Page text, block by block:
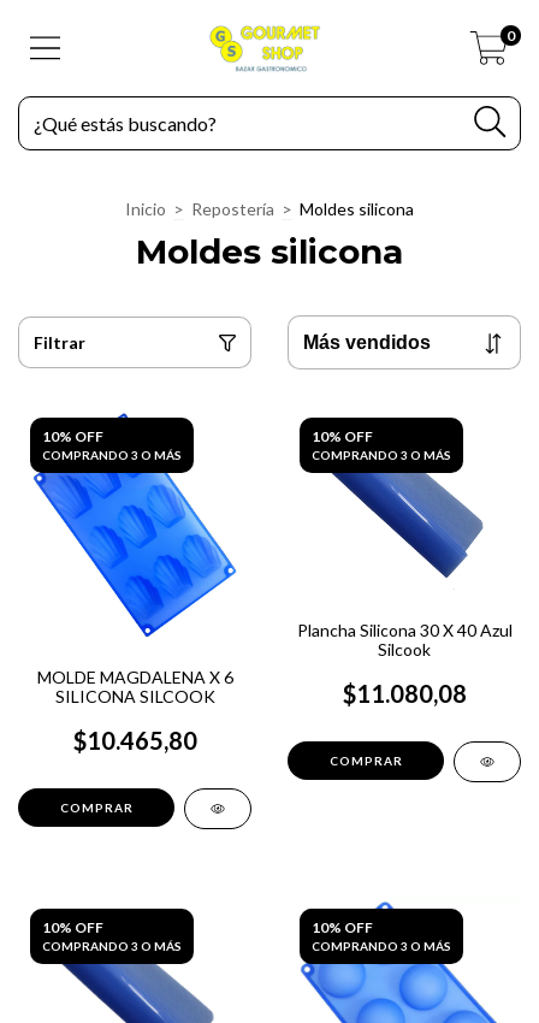
0
Inicio > Repostería > Moldes silicona
Moldes silicona
Filtrar
10% OFF
COMPRANDO 3 O MÁS
MOLDE MAGDALENA X 6
SILICONA SILCOOK
$10.465,80
10% OFF
COMPRANDO 3 O MÁS
Plancha Silicona 30 X 40 Azul
Silcook
$11.080,08
10% OFF
COMPRANDO 3 O MÁS
10% OFF
COMPRANDO 3 O MÁS